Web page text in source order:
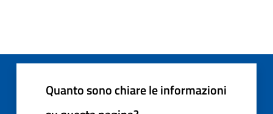
Quanto sono chiare le informazioni